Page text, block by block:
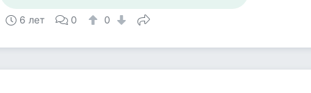
6 лет 0 0